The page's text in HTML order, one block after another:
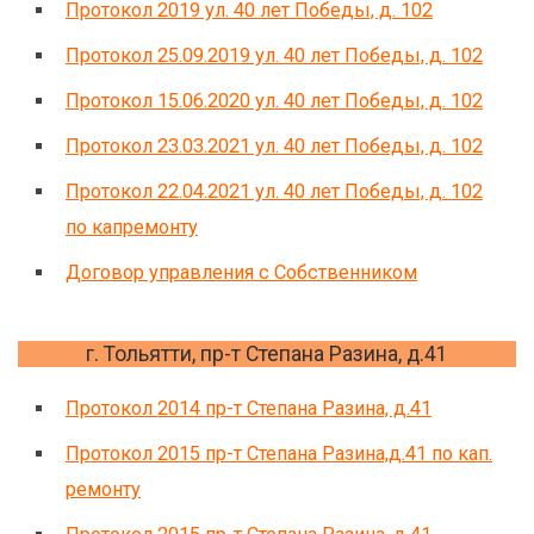
Протокол 2019 ул. 40 лет Победы, д. 102
Протокол 25.09.2019 ул. 40 лет Победы, д. 102
Протокол 15.06.2020 ул. 40 лет Победы, д. 102
Протокол 23.03.2021 ул. 40 лет Победы, д. 102
Протокол 22.04.2021 ул. 40 лет Победы, д. 102
по капремонту
Договор управления с Собственником
г. Тольятти, пр-т Степана Разина, д.41
Протокол 2014 пр-т Степана Разина, д.41
Протокол 2015 пр-т Степана Разина,д.41 по кап.
ремонту